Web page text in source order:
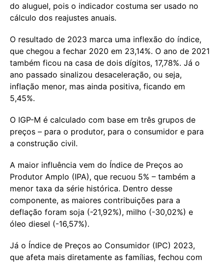
do aluguel, pois o indicador costuma ser usado no
cálculo dos reajustes anuais.
O resultado de 2023 marca uma inflexão do índice,
que chegou a fechar 2020 em 23,14%. O ano de 2021
também ficou na casa de dois dígitos, 17,78%. Já o
ano passado sinalizou desaceleração, ou seja,
inflação menor, mas ainda positiva, ficando em
5,45%.
O IGP-M é calculado com base em três grupos de
preços – para o produtor, para o consumidor e para
a construção civil.
A maior influência vem do Índice de Preços ao
Produtor Amplo (IPA), que recuou 5% – também a
menor taxa da série histórica. Dentro desse
componente, as maiores contribuições para a
deflação foram soja (-21,92%), milho (-30,02%) e
óleo diesel (-16,57%).
Já o Índice de Preços ao Consumidor (IPC) 2023,
que afeta mais diretamente as famílias, fechou com